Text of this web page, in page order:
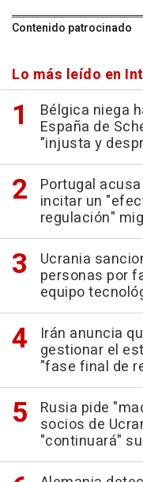
Contenido patrocinado
Lo más leído en
Bélgica niega
España de
"injusta y
Portugal
incitar un
regulación"
Ucrania
personas por
equipo
Irán anuncia
gestionar el
"fase final de
Rusia pide
socios de
"continuará"